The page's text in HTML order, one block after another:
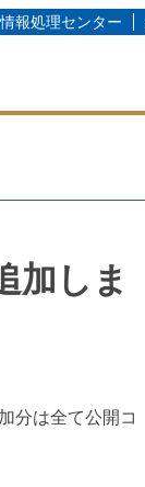
報処理センター
加しま
分は全て公開コ